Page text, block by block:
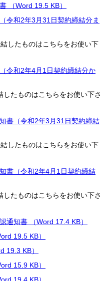
（Word 19.5 KB）
和2年3月31日契約締結分ま
したものはこちらをお使い下
令和2年4月1日契約締結分か
たものはこちらをお使い下さ
書（令和2年3月31日契約締結
したものはこちらをお使い下
書（令和2年4月1日契約締結
たものはこちらをお使い下さ
知書 （Word 17.4 KB）
19.5 KB）
19.3 KB）
15.9 KB）
19.4 KB）